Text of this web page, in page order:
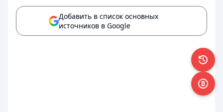
Добавить в список основных
источников в Google